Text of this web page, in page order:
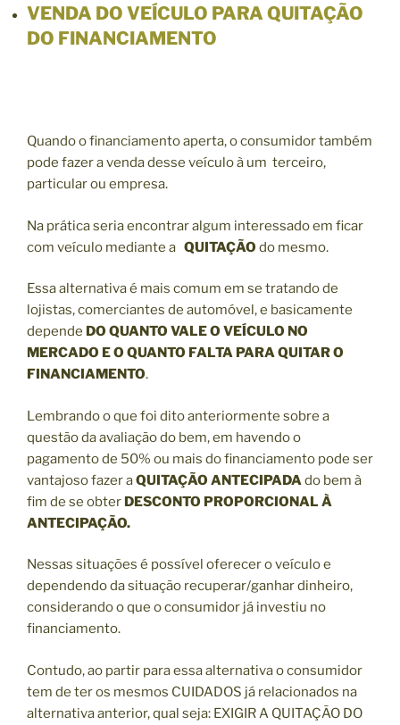
VENDA DO VEÍCULO PARA QUITAÇÃO
DO FINANCIAMENTO
Quando o financiamento aperta, o consumidor também
pode fazer a venda desse veículo à um terceiro,
particular ou empresa.
Na prática seria encontrar algum interessado em ficar
com veículo mediante a QUITAÇÃO do mesmo.
Essa alternativa é mais comum em se tratando de
lojistas, comerciantes de automóvel, e basicamente
depende DO QUANTO VALE O VEÍCULO NO
MERCADO E O QUANTO FALTA PARA QUITAR O
FINANCIAMENTO.
Lembrando o que foi dito anteriormente sobre a
questão da avaliação do bem, em havendo o
pagamento de 50% ou mais do financiamento pode ser
vantajoso fazer aQUITAÇÃO ANTECIPADAdo bem à
fim de se obter DESCONTO PROPORCIONAL À
ANTECIPAÇÃO.
Nessas situações é possível oferecer o veículo e
dependendo da situação recuperar/ganhar dinheiro,
considerando o que o consumidor já investiu no
financiamento.
Contudo, ao partir para essa alternativa o consumidor
tem de ter os mesmos CUIDADOS já relacionados na
alternativa anterior, qual seja: EXIGIR A QUITAÇÃO DO